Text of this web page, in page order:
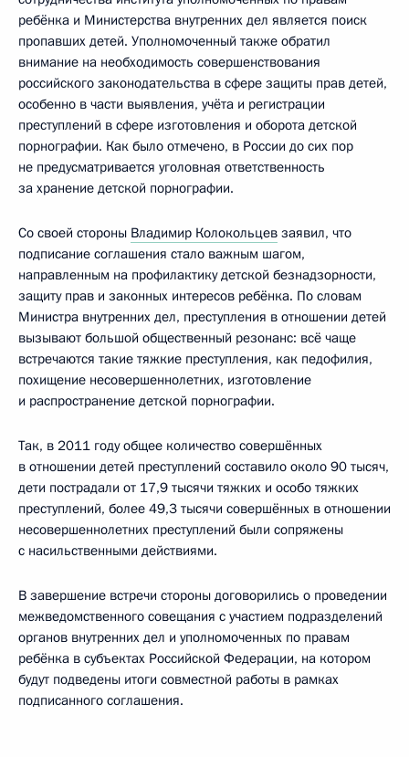
ребёнка и Министерства внутренних дел является поиск
пропавших детей. Уполномоченный также обратил
внимание на необходимость совершенствования
российского законодательства в сфере защиты прав детей,
особенно в части выявления, учёта и регистрации
преступлений в сфере изготовления и оборота детской
порнографии. Как было отмечено, в России до сих пор
не предусматривается уголовная ответственность
за хранение детской порнографии.
Со своей стороны Владимир Колокольцев заявил, что
подписание соглашения стало важным шагом,
направленным на профилактику детской безнадзорности,
защиту прав и законных интересов ребёнка. По словам
Министра внутренних дел, преступления в отношении детей
вызывают большой общественный резонанс: всё чаще
встречаются такие тяжкие преступления, как педофилия,
похищение несовершеннолетних, изготовление
и распространение детской порнографии.
Так, в 2011 году общее количество совершённых
в отношении детей преступлений составило около 90 тысяч,
дети пострадали от 17,9 тысячи тяжких и особо тяжких
преступлений, более 49,3 тысячи совершённых в отношении
несовершеннолетних преступлений были сопряжены
с насильственными действиями.
В завершение встречи стороны договорились о проведении
межведомственного совещания с участием подразделений
органов внутренних дел и уполномоченных по правам
ребёнка в субъектах Российской Федерации, на котором
будут подведены итоги совместной работы в рамках
подписанного соглашения.